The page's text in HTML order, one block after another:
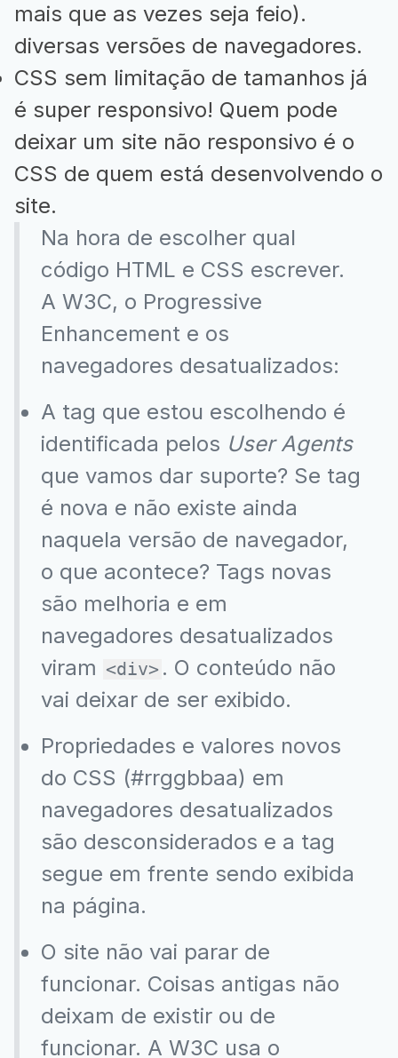
mais que as vezes seja feio).
diversas versões de navegadores.
CSS sem limitação de tamanhos já
é super responsivo! Quem pode
deixar um site não responsivo é o
CSS de quem está desenvolvendo o
site.
Na hora de escolher qual
código HTML e CSS escrever.
A W3C, o Progressive
Enhancement e os
navegadores desatualizados:
A tag que estou escolhendo é
identificada pelos User Agents
que vamos dar suporte? Se tag
é nova e não existe ainda
naquela versão de navegador,
o que acontece? Tags novas
são melhoria e em
navegadores desatualizados
viram <div> . O conteúdo não
vai deixar de ser exibido.
Propriedades e valores novos
do CSS (#rrggbbaa) em
navegadores desatualizados
são desconsiderados e a tag
segue em frente sendo exibida
na página.
O site não vai parar de
funcionar. Coisas antigas não
deixam de existir ou de
funcionar. A W3C usa o